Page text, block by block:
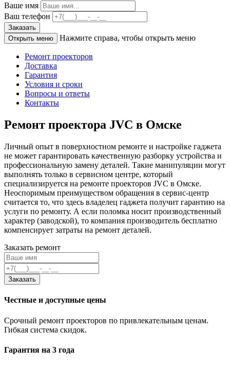
Ваше имя
Ваш телефон
Заказать
Открыть меню
Нажмите справа, чтобы открыть меню
Ремонт проекторов
Доставка
Гарантия
Условия и сроки
Вопросы и ответы
Контакты
Ремонт проектора JVC в Омске
Личный опыт в поверхностном ремонте и настройке гаджета
не может гарантировать качественную разборку устройства и
профессиональную замену деталей. Такие манипуляции могут
выполнять только в сервисном центре, который
специализируется на ремонте проекторов JVC в Омске.
Неоспоримым преимуществом обращения в сервис-центр
считается то, что здесь владелец гаджета получит гарантию на
услуги по ремонту. А если поломка носит производственный
характер (заводской), то компания производитель бесплатно
компенсирует затраты на ремонт деталей.
Заказать ремонт
Заказать
Честные и доступные цены
Срочный ремонт проекторов по привлекательным ценам.
Гибкая система скидок.
Гарантия на 3 года